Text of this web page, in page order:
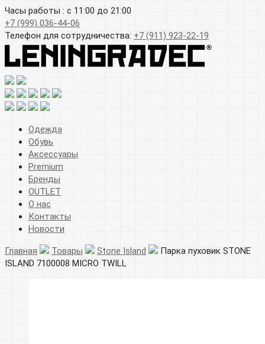
Часы работы : с 11:00 до 21:00
+7 (999) 036-44-06
Телефон для сотрудничества: +7 (911) 923-22-19
Одежда
Обувь
Аксессуары
Premium
Бренды
OUTLET
О нас
Контакты
Новости
Главная Товары Stone Island
Парка пуховик STONE
ISLAND 7100008 MICRO TWILL